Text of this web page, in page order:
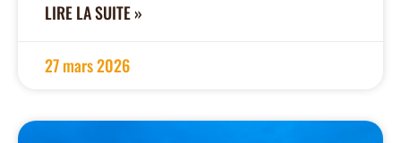
LIRE LA SUITE »
27 mars 2026